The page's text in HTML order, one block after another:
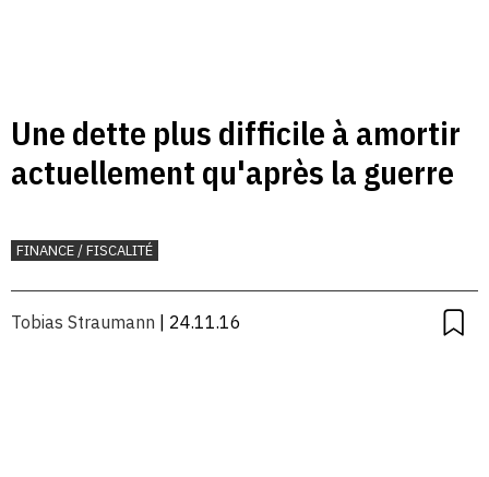
Une dette plus difficile à amortir
actuellement qu'après la guerre
FINANCE / FISCALITÉ
Tobias Straumann | 24.11.16